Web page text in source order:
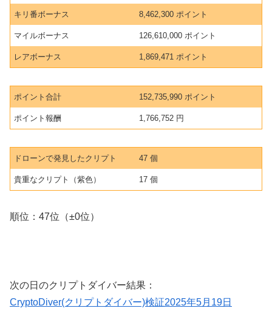
キリ番ボーナス 8,462,300 ポイント
マイルボーナス 126,610,000 ポイント
レアボーナス 1,869,471 ポイント
ポイント合計 152,735,990 ポイント
ポイント報酬 1,766,752 円
ドローンで発見したクリプト 47 個
貴重なクリプト（紫色） 17 個
順位：47位（±0位）
次の日のクリプトダイバー結果：
CryptoDiver(クリプトダイバー)検証2025年5月19日